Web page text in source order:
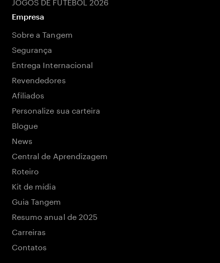
Empresa
Sobre a Tangem
Segurança
Entrega Internacional
Revendedores
Afiliados
Personalize sua carteira
Blogue
News
Central de Aprendizagem
Roteiro
Kit de mídia
Guia Tangem
Resumo anual de 2025
Carreiras
Contatos